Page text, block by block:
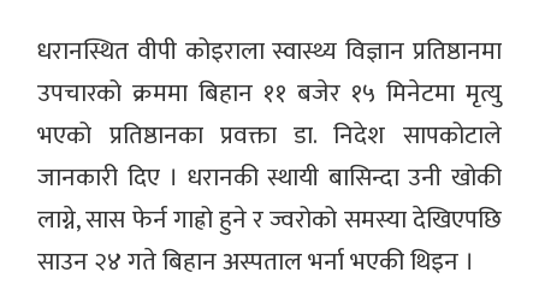
धरानस्थित वीपी कोइराला स्वास्थ्य विज्ञान प्रतिष्ठानमा
उपचारको क्रममा बिहान ११ बजेर १५ मिनेटमा मृत्यु
भएको प्रतिष्ठानका प्रवक्ता डा. निदेश सापकोटाले
जानकारी दिए । धरानकी स्थायी बासिन्दा उनी खोकी
लाग्ने, सास फेर्न गाह्रो हुने र ज्वरोको समस्या देखिएपछि
साउन २४ गते बिहान अस्पताल भर्ना भएकी थिइन ।